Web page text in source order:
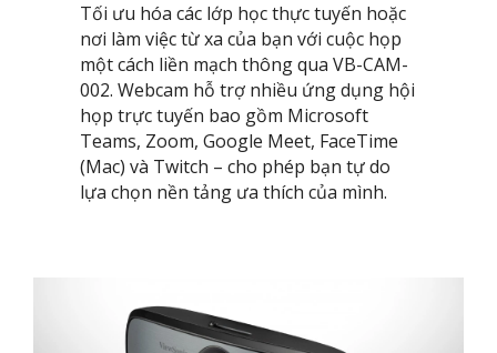
Tối ưu hóa các lớp học thực tuyến hoặc
nơi làm việc từ xa của bạn với cuộc họp
một cách liền mạch thông qua VB-CAM-
002. Webcam hỗ trợ nhiều ứng dụng hội
họp trực tuyến bao gồm Microsoft
Teams, Zoom, Google Meet, FaceTime
(Mac) và Twitch – cho phép bạn tự do
lựa chọn nền tảng ưa thích của mình. ​